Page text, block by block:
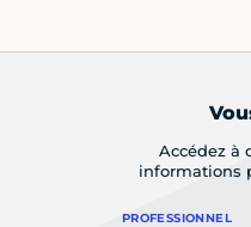
Accédez à
informations
PROFESSIONNEL